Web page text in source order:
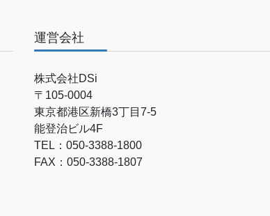
運営会社
株式会社DSi
〒105-0004
東京都港区新橋3丁目7-5
能登治ビル4F
TEL：050-3388-1800
FAX：050-3388-1807